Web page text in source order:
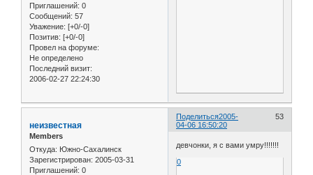
Приглашений: 0
Сообщений: 57
Уважение: [+0/-0]
Позитив: [+0/-0]
Провел на форуме:
Не определено
Последний визит:
2006-02-27 22:24:30
Поделиться 53
2005-
04-06 16:50:20
неизвестная
Members
Откуда: Южно-Сахалинск
Зарегистрирован: 2005-03-31
Приглашений: 0
девчонки, я с вами умру!!!!!!!
0